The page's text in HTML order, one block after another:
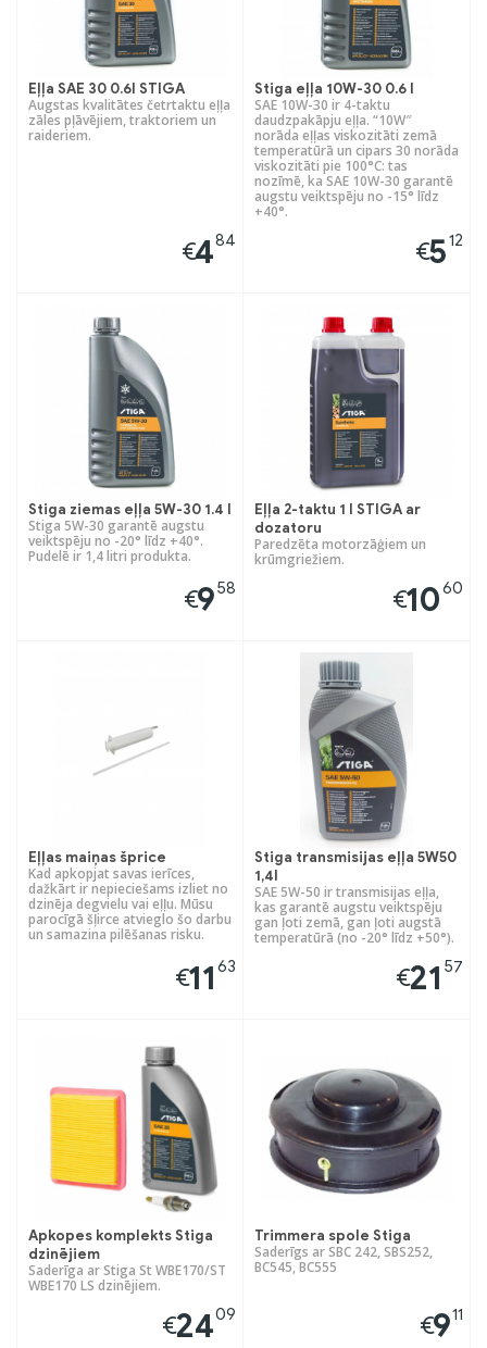
Eļļa SAE 30 0.6l STIGA
Augstas kvalitātes četrtaktu eļļa
zāles pļāvējiem, traktoriem un
raideriem.
€484
Stiga eļļa 10W-30 0.6 l
SAE 10W-30 ir 4-taktu
daudzpakāpju eļļa. “10W″
norāda eļļas viskozitāti zemā
temperatūrā un cipars 30 norāda
viskozitāti pie 100°C: tas
nozīmē, ka SAE 10W-30 garantē
augstu veiktspēju no -15° līdz
+40°.
€512
Stiga ziemas eļļa 5W-30 1.4 l
Stiga 5W-30 garantē augstu
veiktspēju no -20° līdz +40°.
Pudelē ir 1,4 litri produkta.
€958
Eļļa 2-taktu 1 l STIGA ar
dozatoru
Paredzēta motorzāģiem un
krūmgriežiem.
€1060
Eļļas maiņas šprice
Kad apkopjat savas ierīces,
dažkārt ir nepieciešams izliet no
dzinēja degvielu vai eļļu. Mūsu
parocīgā šļirce atvieglo šo darbu
un samazina pilēšanas risku.
€11 63
Stiga transmisijas eļļa 5W50
1,4l
SAE 5W-50 ir transmisijas eļļa,
kas garantē augstu veiktspēju
gan ļoti zemā, gan ļoti augstā
temperatūrā (no -20° līdz +50°).
€21 57
Apkopes komplekts Stiga
dzinējiem
Saderīga ar Stiga St WBE170/ST
WBE170 LS dzinējiem.
€2409
Trimmera spole Stiga
Saderīgs ar SBC 242, SBS252,
BC545, BC555
€911